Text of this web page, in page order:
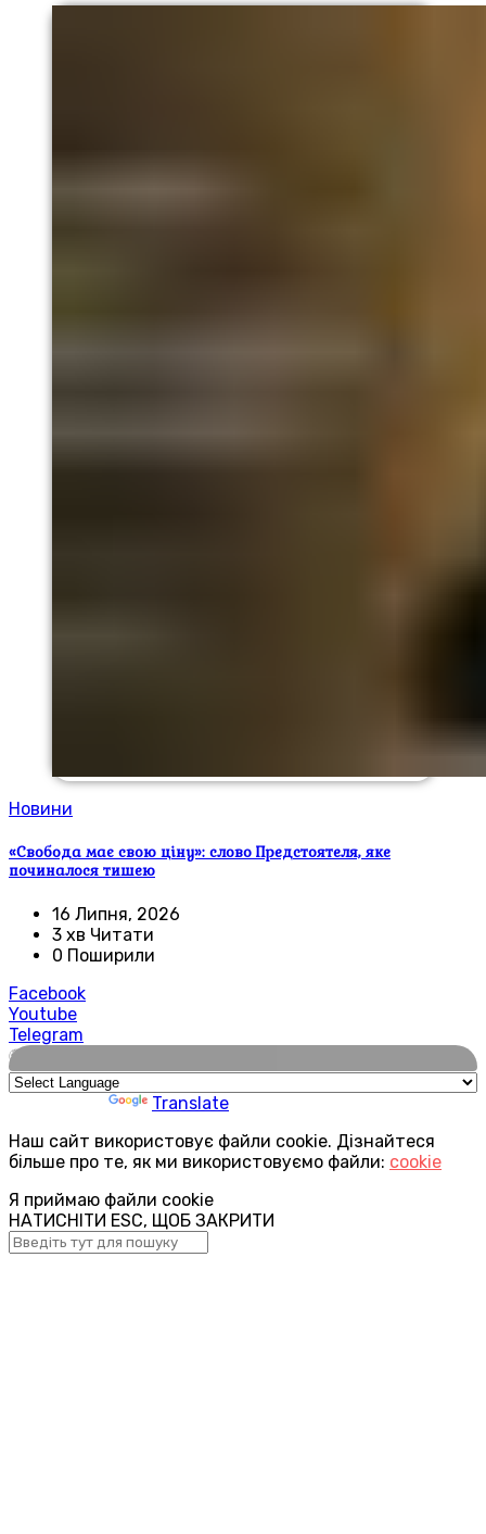
Новини
«Свобода має свою ціну»: слово Предстоятеля, яке
починалося тишею
16 Липня, 2026
3 хв Читати
0 Поширили
Facebook
Youtube
Telegram
🌍
Translate
Наш сайт використовує файли cookie. Дізнайтеся
більше про те, як ми використовуємо файли: cookie
Я приймаю файли cookie
НАТИСНІТИ ESC, ЩОБ ЗАКРИТИ